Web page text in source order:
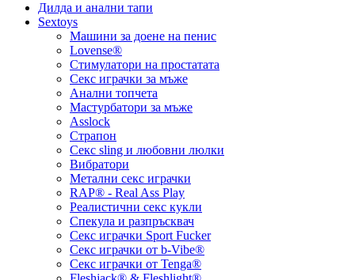
Дилда и анални тапи
Sextoys
Машини за доене на пенис
Lovense®
Стимулатори на простатата
Секс играчки за мъже
Анални топчета
Мастурбатори за мъже
Asslock
Страпон
Секс sling и любовни люлки
Вибратори
Метални секс играчки
RAP® - Real Ass Play
Реалистични секс кукли
Спекула и разпръсквач
Секс играчки Sport Fucker
Секс играчки от b-Vibe®
Секс играчки от Tenga®